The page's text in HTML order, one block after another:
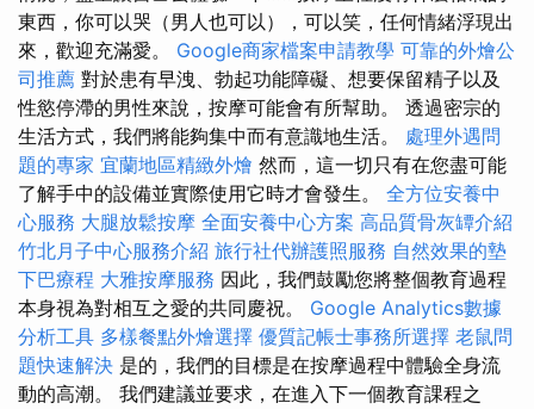
東西，你可以哭（男人也可以），可以笑，任何情緒浮現出
來，歡迎充滿愛。 Google商家檔案申請教學 可靠的外燴公
司推薦 對於患有早洩、勃起功能障礙、想要保留精子以及
性慾停滯的男性來說，按摩可能會有所幫助。 透過密宗的
生活方式，我們將能夠集中而有意識地生活。 處理外遇問
題的專家 宜蘭地區精緻外燴 然而，這一切只有在您盡可能
了解手中的設備並實際使用它時才會發生。 全方位安養中
心服務 大腿放鬆按摩 全面安養中心方案 高品質骨灰罈介紹
竹北月子中心服務介紹 旅行社代辦護照服務 自然效果的墊
下巴療程 大雅按摩服務 因此，我們鼓勵您將整個教育過程
本身視為對相互之愛的共同慶祝。 Google Analytics數據
分析工具 多樣餐點外燴選擇 優質記帳士事務所選擇 老鼠問
題快速解決 是的，我們的目標是在按摩過程中體驗全身流
動的高潮。 我們建議並要求，在進入下一個教育課程之